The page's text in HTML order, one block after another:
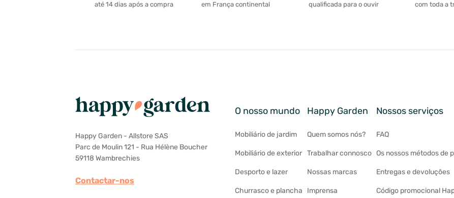
até 14 dias após a compra
em França continental
qualificada para o ouvir
com toda a
Happy Garden - Allstore SAS
Parc de Moulin 121 - Rua Hélène Boucher
59118 Wambrechies
Contactar-nos
O nosso mundo
Mobiliário de jardim
Mobiliário de exterior
Desporto e lazer
Churrasco e plancha
Happy Garden
Quem somos nós?
Trabalhar connosco
Nossas marcas
Imprensa
Nossos serviços
FAQ
Os nossos métodos de
Entregas e devoluções
Código promocional